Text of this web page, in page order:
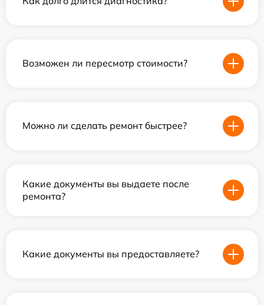
Возможен ли пересмотр стоимости?
Можно ли сделать ремонт быстрее?
Какие документы вы выдаете после
ремонта?
Какие документы вы предоставляете?